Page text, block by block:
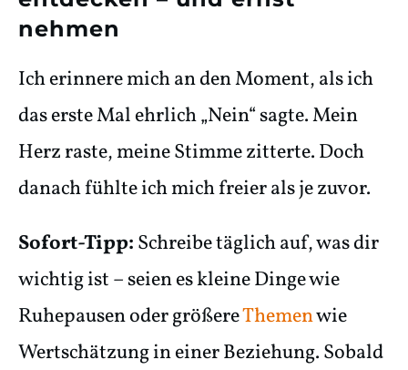
nehmen
Ich erinnere mich an den Moment, als ich
das erste Mal ehrlich „Nein“ sagte. Mein
Herz raste, meine Stimme zitterte. Doch
danach fühlte ich mich freier als je zuvor.
Sofort-Tipp:Schreibe täglich auf, was dir
wichtig ist – seien es kleine Dinge wie
Ruhepausen oder größereThemenwie
Wertschätzung in einer Beziehung. Sobald